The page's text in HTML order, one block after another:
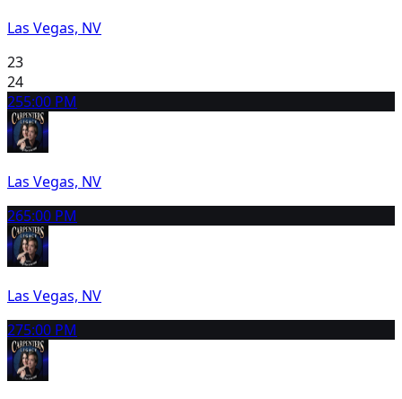
Las Vegas, NV
23
24
255:00 PM
Las Vegas, NV
265:00 PM
Las Vegas, NV
275:00 PM